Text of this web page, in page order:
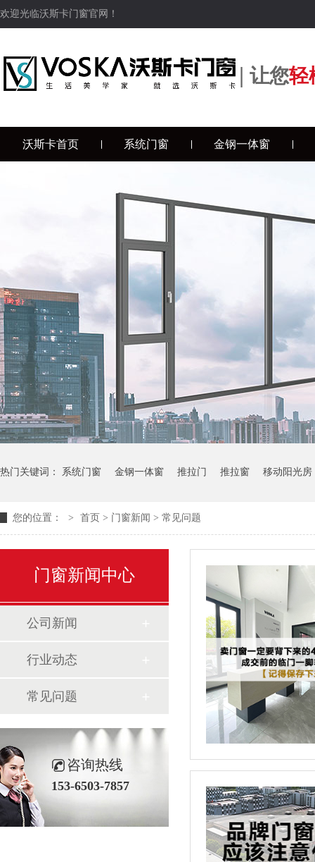
欢迎光临沃斯卡门窗官网！
| 让您轻
沃斯卡首页 系统门窗 金钢一体窗
热门关键词： 系统门窗 金钢一体窗 推拉门 推拉窗 移动阳光房
您的位置： > 首页 > 门窗新闻 > 常见问题
门窗新闻中心
公司新闻
行业动态
常见问题
咨询热线
153-6503-7857